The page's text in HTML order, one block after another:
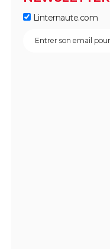
Linternaute.com